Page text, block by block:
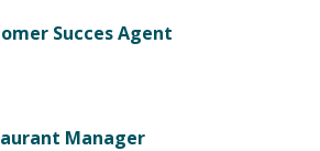
Succes Agent
Manager